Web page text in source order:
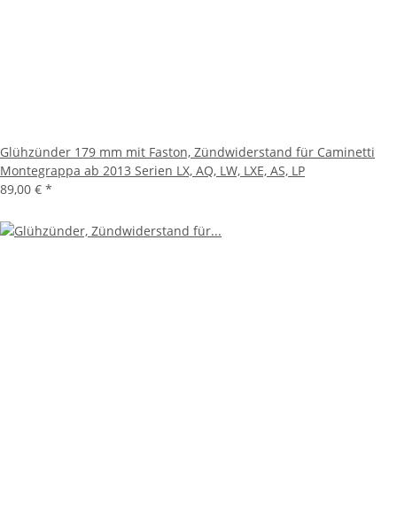
Glühzünder 179 mm mit Faston, Zündwiderstand für Caminetti
Montegrappa ab 2013 Serien LX, AQ, LW, LXE, AS, LP
89,00 € *